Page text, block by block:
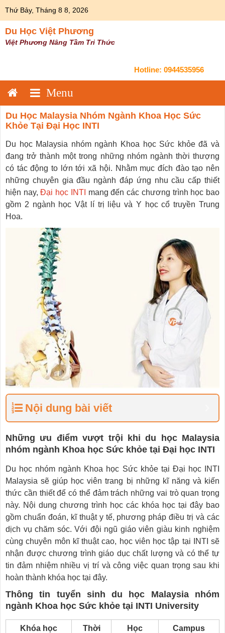
Thứ Bảy, Tháng 8 8, 2026
Du Học Việt Phương
Việt Phương Nâng Tầm Tri Thức
Hotline: 0944535956
Du Học Malaysia Nhóm Ngành Khoa Học Sức
Khỏe Tại Đại Học INTI
Du học Malaysia nhóm ngành Khoa học Sức khỏe đã và
đang trở thành một trong những nhóm ngành thời thượng
có tác động to lớn tới xã hội. Nhằm mục đích đào tạo nên
những chuyên gia đầu ngành đáp ứng nhu cầu cấp thiết
hiện nay,Đại học INTI mang đến các chương trình học bao
gồm 2 ngành học Vật lí trị liệu và Y học cổ truyền Trung
Hoa.
Nội dung bài viết
Những ưu điểm vượt trội khi du học Malaysia
nhóm ngành Khoa học Sức khỏe tại Đại học INTI
Du học nhóm ngành Khoa học Sức khỏe tại Đại học INTI
Malaysia sẽ giúp học viên trang bị những kĩ năng và kiến
thức cần thiết để có thể đảm trách những vai trò quan trọng
này. Nội dung chương trình học các khóa học tại đây bao
gồm chuẩn đoán, kĩ thuật y tế, phương pháp điều trị và các
dịch vụ chăm sóc. Với đội ngũ giáo viên giàu kinh nghiệm
cùng chuyên môn kĩ thuật cao, học viên học tập tại INTI sẽ
nhận được chương trình giáo dục chất lượng và có thể tự
tin đảm nhiệm nhiều vị trí và công việc quan trọng sau khi
hoàn thành khóa học tại đây.
Thông tin tuyển sinh du học Malaysia nhóm
ngành Khoa học Sức khỏe tại INTI University
Khóa học
Thời
Học
Campus